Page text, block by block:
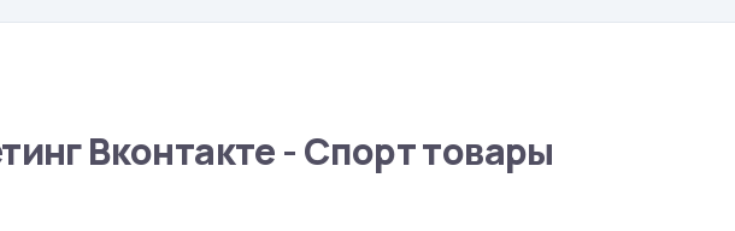
Вконтакте - Спорт товары